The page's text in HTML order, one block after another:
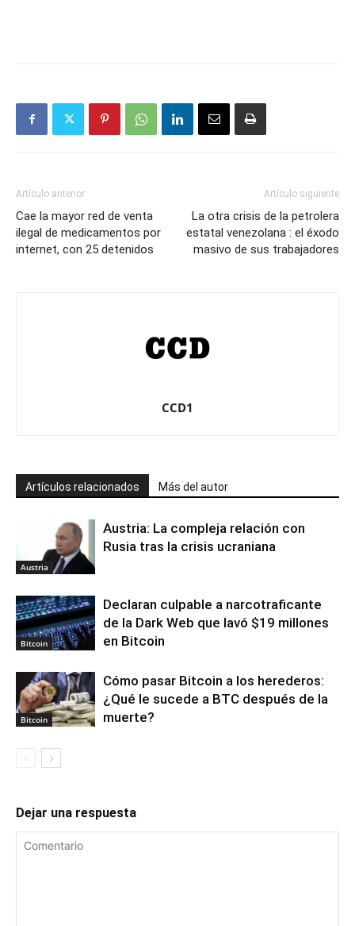
Artículo anterior
Cae la mayor red de venta
ilegal de medicamentos por
internet, con 25 detenidos
Artículo siguiente
La otra crisis de la petrolera
estatal venezolana : el éxodo
masivo de sus trabajadores
CCD1
Artículos relacionados Más del autor
Austria
Austria: La compleja relación con
Rusia tras la crisis ucraniana
Bitcoin
Declaran culpable a narcotraficante
de la Dark Web que lavó $19 millones
en Bitcoin
Bitcoin
Cómo pasar Bitcoin a los herederos:
¿Qué le sucede a BTC después de la
muerte?
Dejar una respuesta